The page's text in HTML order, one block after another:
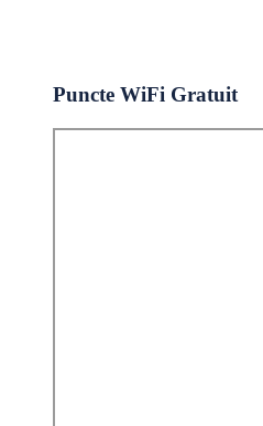
Puncte WiFi Gratuit